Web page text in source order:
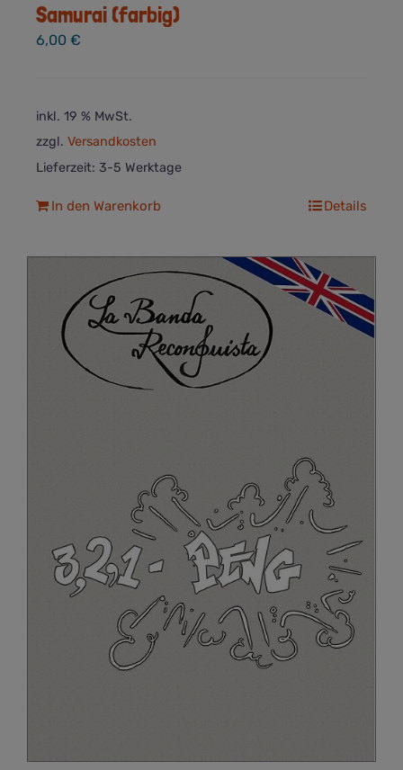
Samurai (farbig)
6,00 €
inkl. 19 % MwSt.
zzgl. Versandkosten
Lieferzeit: 3-5 Werktage
In den Warenkorb Details